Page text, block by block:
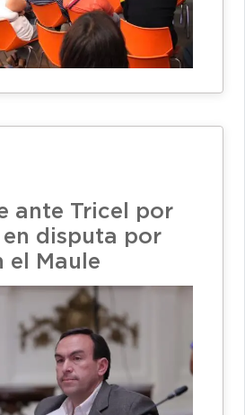
ante Tricel por
en disputa por
el Maule